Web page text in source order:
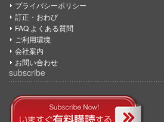
プライバシーポリシー
訂正・おわび
FAQ よくある質問
ご利用環境
会社案内
お問い合わせ
subscribe